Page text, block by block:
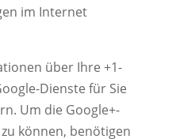
im Internet
über Ihre +1-
Dienste für Sie
Um die Google+-
können, benötigen